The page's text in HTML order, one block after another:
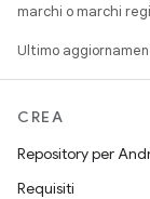
marchi o marchi
Ultimo
CREA
Repository per
Requisiti